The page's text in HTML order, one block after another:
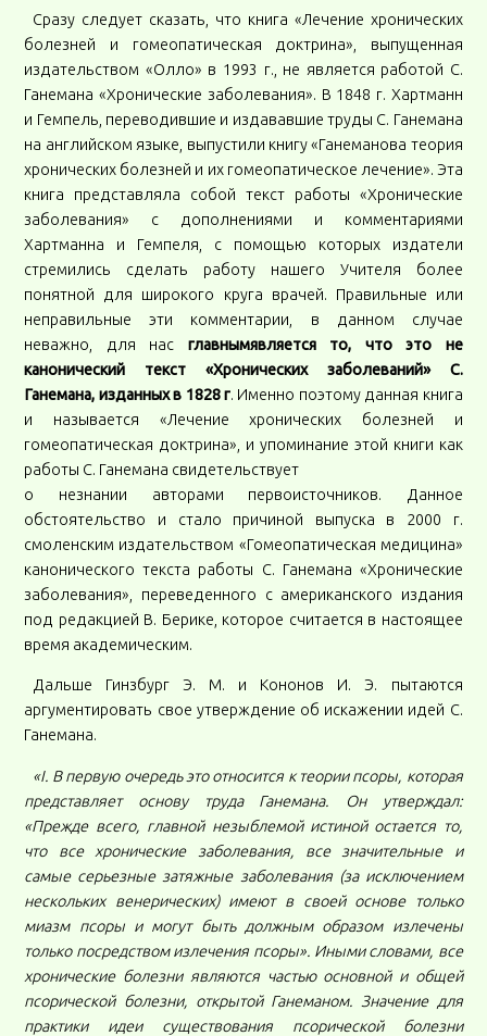
Сразу следует сказать, что книга «Лечение хронических
болезней и гомеопатическая доктрина», выпущенная
издательством «Олло» в 1993 г., не является работой С.
Ганемана «Хронические заболевания». В 1848 г. Хартманн
и Гемпель, переводившие и издававшие труды С. Ганемана
на английском языке, выпустили книгу «Ганеманова теория
хронических болезней и их гомеопатическое лечение». Эта
книга представляла собой текст работы «Хронические
заболевания» с дополнениями и комментариями
Хартманна и Гемпеля, с помощью которых издатели
стремились сделать работу нашего Учителя более
понятной для широкого круга врачей. Правильные или
неправильные эти комментарии, в данном случае
неважно, для нас главнымявляется то, что это не
канонический текст «Хронических заболеваний» С.
Ганемана, изданных в 1828 г. Именно поэтому данная книга
и называется «Лечение хронических болезней и
гомеопатическая доктрина», и упоминание этой книги как
работы С. Ганемана свидетельствует
о незнании авторами первоисточников. Данное
обстоятельство и стало причиной выпуска в 2000 г.
смоленским издательством «Гомеопатическая медицина»
канонического текста работы С. Ганемана «Хронические
заболевания», переведенного с американского издания
под редакцией В. Берике, которое считается в настоящее
время академическим.
Дальше Гинзбург Э. М. и Кононов И. Э. пытаются
аргументировать свое утверждение об искажении идей С.
Ганемана.
«I. В первую очередь это относится к теории псоры, которая
представляет основу труда Ганемана. Он утверждал:
«Прежде всего, главной незыблемой истиной остается то,
что все хронические заболевания, все значительные и
самые серьезные затяжные заболевания (за исключением
нескольких венерических) имеют в своей основе только
миазм псоры и могут быть должным образом излечены
только посредством излечения псоры». Иными словами, все
хронические болезни являются частью основной и общей
псорической болезни, открытой Ганеманом. Значение для
практики идеи существования псорической болезни